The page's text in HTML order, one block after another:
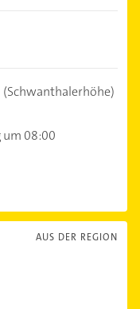
(Schwanthalerhöhe)
08:00
AUS DER REGION